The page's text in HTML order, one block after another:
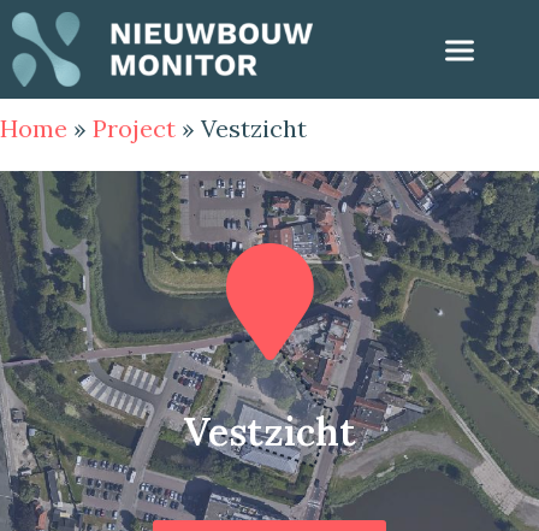
Home » Project » Vestzicht
Vestzicht